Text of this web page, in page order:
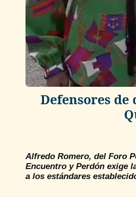
Defensores
Alfredo Romero, del Foro
Encuentro y Perdón exige
a los estándares